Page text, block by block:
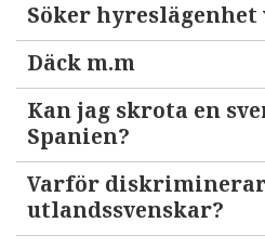
Söker hyreslägenhet
Däck m.m
Kan jag skrota en
Spanien?
Varför diskriminerar
utlandssvenskar?